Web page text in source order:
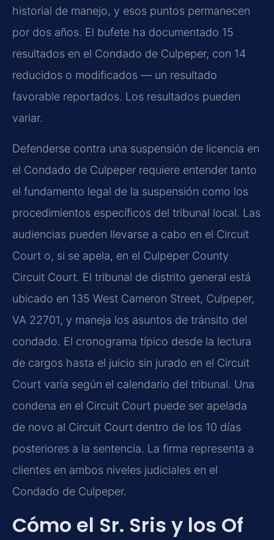
historial de manejo, y esos puntos permanecen
por dos años. El bufete ha documentado 15
resultados en el Condado de Culpeper, con 14
reducidos o modificados — un resultado
favorable reportados. Los resultados pueden
variar.
Defenderse contra una suspensión de licencia en
el Condado de Culpeper requiere entender tanto
el fundamento legal de la suspensión como los
procedimientos específicos del tribunal local. Las
audiencias pueden llevarse a cabo en el Circuit
Court o, si se apela, en el Culpeper County
Circuit Court. El tribunal de distrito general está
ubicado en 135 West Cameron Street, Culpeper,
VA 22701, y maneja los asuntos de tránsito del
condado. El cronograma típico desde la lectura
de cargos hasta el juicio sin jurado en el Circuit
Court varía según el calendario del tribunal. Una
condena en el Circuit Court puede ser apelada
de novo al Circuit Court dentro de los 10 días
posteriores a la sentencia. La firma representa a
clientes en ambos niveles judiciales en el
Condado de Culpeper.
Cómo el Sr. Sris y los Of